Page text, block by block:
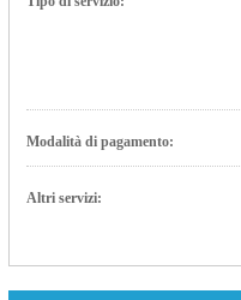
Modalità di pagamento:
Altri servizi: